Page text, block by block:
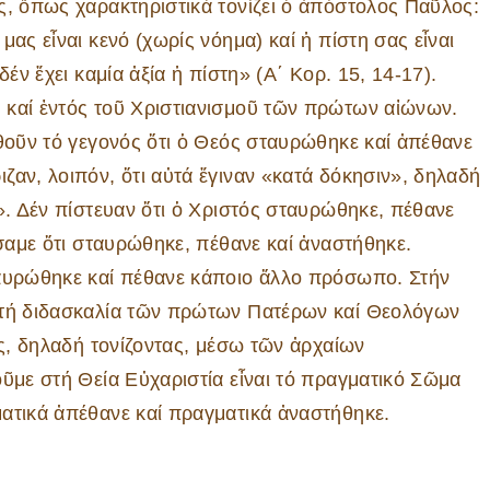
ὅπως χαρακτηριστικά τονίζει ὁ ἀπόστολος Παῦλος:
εἶναι κενό (χωρίς νόημα) καί ἡ πίστη σας εἶναι
ἔχει καμία ἀξία ἡ πίστη» (Α΄ Κορ. 15, 14-17).
ἐντός τοῦ Χριστιανισμοῦ τῶν πρώτων αἰώνων.
τό γεγονός ὅτι ὁ Θεός σταυρώθηκε καί ἀπέθανε
λοιπόν, ὅτι αὐτά ἔγιναν «κατά δόκησιν», δηλαδή
Δέν πίστευαν ὅτι ὁ Χριστός σταυρώθηκε, πέθανε
ὅτι σταυρώθηκε, πέθανε καί ἀναστήθηκε.
καί πέθανε κάποιο ἄλλο πρόσωπο. Στήν
διδασκαλία τῶν πρώτων Πατέρων καί Θεολόγων
δηλαδή τονίζοντας, μέσω τῶν ἀρχαίων
στή Θεία Εὐχαριστία εἶναι τό πραγματικό Σῶμα
ἀπέθανε καί πραγματικά ἀναστήθηκε.